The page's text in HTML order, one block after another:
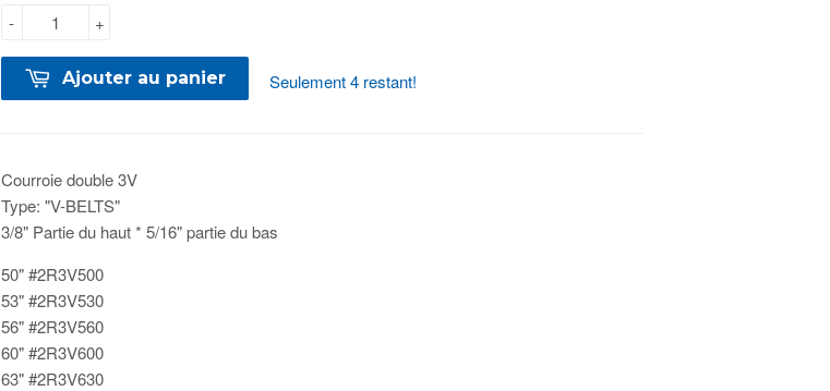
+
-
Ajouter au panier Seulement 4 restant!
Courroie double 3V
Type: "V-BELTS"
3/8" Partie du haut * 5/16" partie du bas
50" #2R3V500
53" #2R3V530
56" #2R3V560
60" #2R3V600
63" #2R3V630